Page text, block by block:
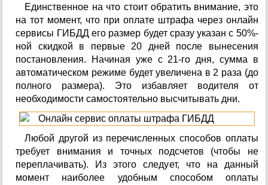
Единственное на что стоит обратить внимание, это
на тот момент, что при оплате штрафа через онлайн
сервисы ГИБДД его размер будет сразу указан с 50%-
ной скидкой в первые 20 дней после вынесения
постановления. Начиная уже с 21-го дня, сумма в
автоматическом режиме будет увеличена в 2 раза (до
полного размера). Это избавляет водителя от
необходимости самостоятельно высчитывать дни.
Любой другой из перечисленных способов оплаты
требует внимания и точных подсчетов (чтобы не
переплачивать). Из этого следует, что на данный
момент наиболее удобным способом оплаты